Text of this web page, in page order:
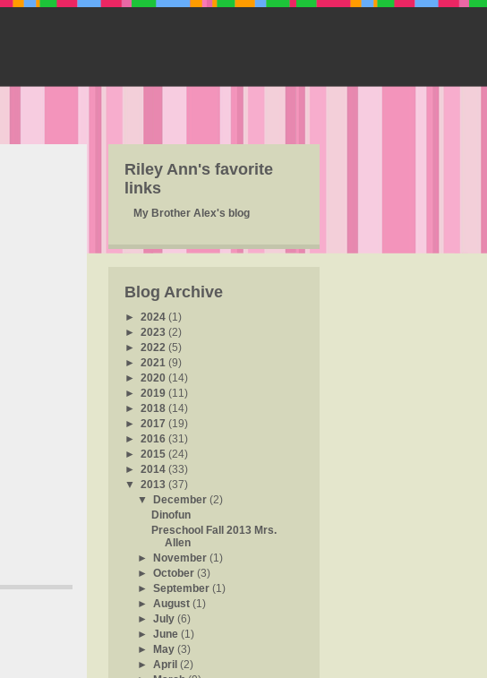
Riley Ann's favorite
links
My Brother Alex's blog
Blog Archive
► 2024 (1)
► 2023 (2)
► 2022 (5)
► 2021 (9)
► 2020 (14)
► 2019 (11)
► 2018 (14)
► 2017 (19)
► 2016 (31)
► 2015 (24)
► 2014 (33)
▼ 2013 (37)
▼
December(2)
Dinofun
Preschool Fall 2013 Mrs.
Allen
►
November(1)
►October(3)
►September(1)
►August(1)
►July(6)
►June(1)
►
May(3)
►April(2)